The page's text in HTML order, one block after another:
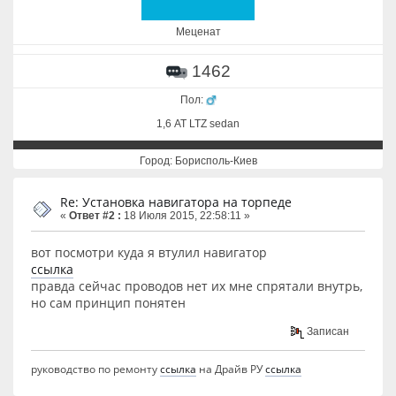
Меценат
1462
Пол:
1,6 АТ LTZ sedan
Город: Борисполь-Киев
Re: Установка навигатора на торпеде
« Ответ #2 : 18 Июля 2015, 22:58:11 »
вот посмотри куда я втулил навигатор
ссылка
правда сейчас проводов нет их мне спрятали внутрь,
но сам принцип понятен
Записан
руководство по ремонтуссылка на Драйв РУссылка